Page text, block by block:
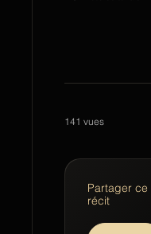
141 vues
Partager ce
récit